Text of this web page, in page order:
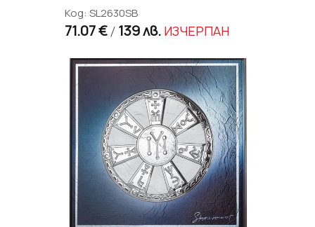
Код: SL2630SB
71.07 €/ 139 лв. ИЗЧЕРПАН